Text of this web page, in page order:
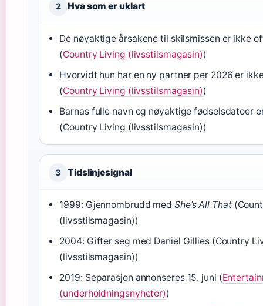
2 Hva som er uklart
De nøyaktige årsakene til skilsmissen er ikke
(Country Living (livsstilsmagasin))
Hvorvidt hun har en ny partner per 2026 er
(Country Living (livsstilsmagasin))
Barnas fulle navn og nøyaktige fødselsdatoer
(Country Living (livsstilsmagasin))
3 Tidslinjesignal
1999: Gjennombrudd medShe’s All That
(livsstilsmagasin))
2004: Gifter seg med Daniel Gillies (Country
(livsstilsmagasin))
2019: Separasjon annonseres 15. juni (
(underholdningsnyheter))